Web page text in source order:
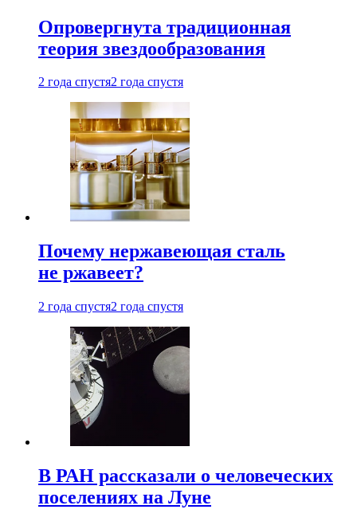
Опровергнута традиционная
теория звездообразования
2 года спустя2 года спустя
Почему нержавеющая сталь
не ржавеет?
2 года спустя2 года спустя
В РАН рассказали о человеческих
поселениях на Луне